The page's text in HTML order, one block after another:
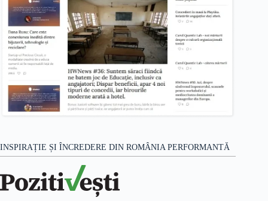
INSPIRAȚIE ȘI ÎNCREDERE DIN ROMÂNIA PERFORMANTĂ